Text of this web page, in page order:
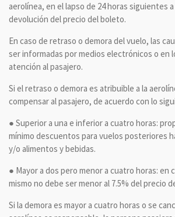
aerolínea, en el lapso de 24 horas siguientes
devolución del precio del boleto.
En caso de retraso o demora del vuelo, las
ser informadas por medios electrónicos o en
atención al pasajero.
Si el retraso o demora es atribuible a la
compensar al pasajero, de acuerdo con lo
● Superior a una e inferior a cuatro horas:
mínimo descuentos para vuelos posteriores
y/o alimentos y bebidas.
● Mayor a dos pero menor a cuatro horas: en
mismo no debe ser menor al 7.5% del precio
Si la demora es mayor a cuatro horas o se